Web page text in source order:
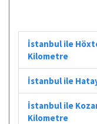
İstanbul ile
Kilometre
İstanbul ile
İstanbul ile
Kilometre